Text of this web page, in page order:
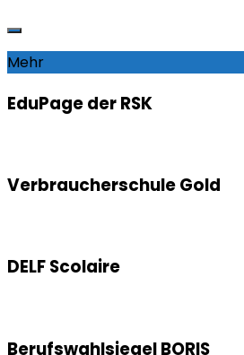
Mehr
EduPage der RSK
Verbraucherschule Gold
DELF Scolaire
Berufswahlsiegel BORIS